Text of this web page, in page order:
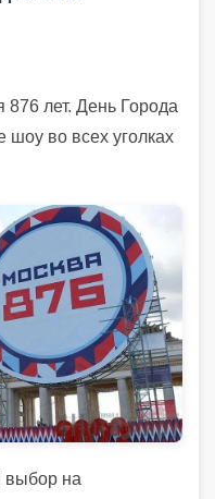
876 лет. День Города
шоу во всех уголках
выбор на